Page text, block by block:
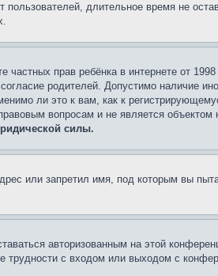
пользователей, длительное время не
прав ребёнка в интернете от
родителей. Допустимо наличие
ли это к вам, как к
вопросам и не является
силы.
или запретил имя, под которым вы
авторизованным на этой
с входом или выходом с